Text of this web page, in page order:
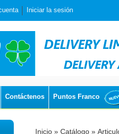
Iniciar la sesión
Contáctenos Puntos Franco
Inicio » Catálogo »